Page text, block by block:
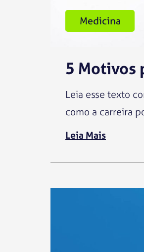
Medicina
5 Motivos
Leia esse texto
como a carreira
Leia Mais